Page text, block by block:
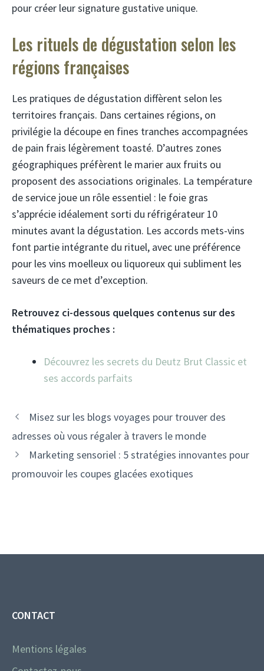
pour créer leur signature gustative unique.
Les rituels de dégustation selon les
régions françaises
Les pratiques de dégustation diffèrent selon les
territoires français. Dans certaines régions, on
privilégie la découpe en fines tranches accompagnées
de pain frais légèrement toasté. D’autres zones
géographiques préfèrent le marier aux fruits ou
proposent des associations originales. La température
de service joue un rôle essentiel : le foie gras
s’apprécie idéalement sorti du réfrigérateur 10
minutes avant la dégustation. Les accords mets-vins
font partie intégrante du rituel, avec une préférence
pour les vins moelleux ou liquoreux qui subliment les
saveurs de ce met d’exception.
Retrouvez ci-dessous quelques contenus sur des
thématiques proches :
Découvrez les secrets du Deutz Brut Classic et
ses accords parfaits
Misez sur les blogs voyages pour trouver des
adresses où vous régaler à travers le monde
Marketing sensoriel : 5 stratégies innovantes pour
promouvoir les coupes glacées exotiques
CONTACT
Mentions légales